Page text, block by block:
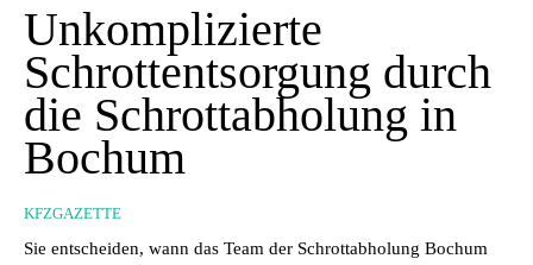
Unkomplizierte
Schrottentsorgung durch
die Schrottabholung in
Bochum
KFZGAZETTE
Sie entscheiden, wann das Team der Schrottabholung Bochum